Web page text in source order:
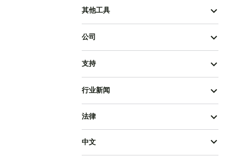
其他工具
公司
支持
行业新闻
法律
中文